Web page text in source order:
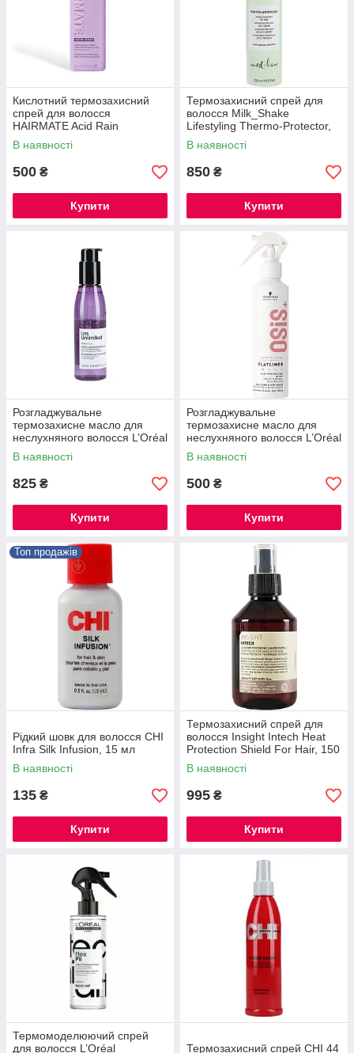
Кислотний термозахисний
спрей для волосся
HAIRMATE Acid Rain
В наявності
500 ₴
Купити
Термозахисний спрей для
волосся Milk_Shake
Lifestyling Thermo-Protector,
200 мл
В наявності
850 ₴
Купити
Розгладжувальне
термозахисне масло для
неслухняного волосся L’Oréal
Professionnel Serie Expert
Liss Unlimited Oil, 125 мл
В наявності
825 ₴
Купити
Розгладжувальне
термозахисне масло для
неслухняного волосся L’Oréal
Professionnel Serie Expert
Liss Unlimited Oil, 125 мл
В наявності
500 ₴
Купити
Топ продажів
Рідкий шовк для волосся CHI
Infra Silk Infusion, 15 мл
В наявності
135 ₴
Купити
Термозахисний спрей для
волосся Insight Intech Heat
Protection Shield For Hair, 150
мл
В наявності
995 ₴
Купити
Термомоделюючий спрей
для волосся L’Oréal
Термозахисний спрей CHI 44